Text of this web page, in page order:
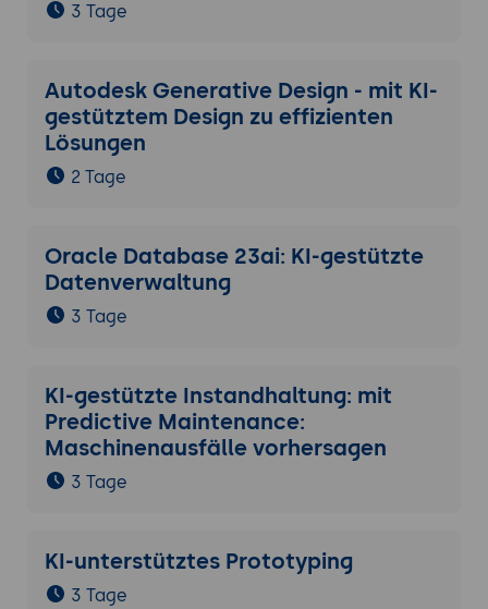
3 Tage
Autodesk Generative Design - mit KI-
gestütztem Design zu effizienten
Lösungen
2 Tage
Oracle Database 23ai: KI-gestützte
Datenverwaltung
3 Tage
KI-gestützte Instandhaltung: mit
Predictive Maintenance:
Maschinenausfälle vorhersagen
3 Tage
KI-unterstütztes Prototyping
3 Tage